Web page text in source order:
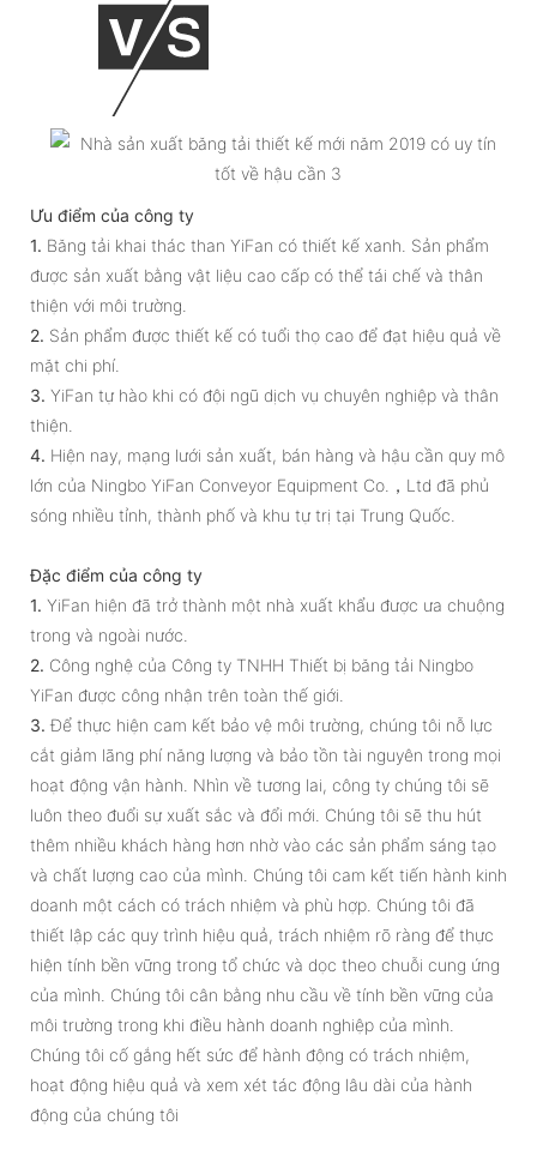
Ưu điểm của công ty
1. Băng tải khai thác than YiFan có thiết kế xanh. Sản phẩm
được sản xuất bằng vật liệu cao cấp có thể tái chế và thân
thiện với môi trường.
2. Sản phẩm được thiết kế có tuổi thọ cao để đạt hiệu quả về
mặt chi phí.
3. YiFan tự hào khi có đội ngũ dịch vụ chuyên nghiệp và thân
thiện.
4. Hiện nay, mạng lưới sản xuất, bán hàng và hậu cần quy mô
lớn của Ningbo YiFan Conveyor Equipment Co.，Ltd đã phủ
sóng nhiều tỉnh, thành phố và khu tự trị tại Trung Quốc.
Đặc điểm của công ty
1. YiFan hiện đã trở thành một nhà xuất khẩu được ưa chuộng
trong và ngoài nước.
2. Công nghệ của Công ty TNHH Thiết bị băng tải Ningbo
YiFan được công nhận trên toàn thế giới.
3. Để thực hiện cam kết bảo vệ môi trường, chúng tôi nỗ lực
cắt giảm lãng phí năng lượng và bảo tồn tài nguyên trong mọi
hoạt động vận hành. Nhìn về tương lai, công ty chúng tôi sẽ
luôn theo đuổi sự xuất sắc và đổi mới. Chúng tôi sẽ thu hút
thêm nhiều khách hàng hơn nhờ vào các sản phẩm sáng tạo
và chất lượng cao của mình. Chúng tôi cam kết tiến hành kinh
doanh một cách có trách nhiệm và phù hợp. Chúng tôi đã
thiết lập các quy trình hiệu quả, trách nhiệm rõ ràng để thực
hiện tính bền vững trong tổ chức và dọc theo chuỗi cung ứng
của mình. Chúng tôi cân bằng nhu cầu về tính bền vững của
môi trường trong khi điều hành doanh nghiệp của mình.
Chúng tôi cố gắng hết sức để hành động có trách nhiệm,
hoạt động hiệu quả và xem xét tác động lâu dài của hành
động của chúng tôi